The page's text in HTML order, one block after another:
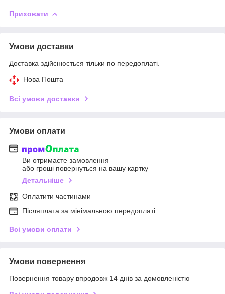
Приховати
Умови доставки
Доставка здійснюється тільки по передоплаті.
Нова Пошта
Всі умови доставки
Умови оплати
Ви отримаєте замовлення
або гроші повернуться на вашу картку
Детальніше
Оплатити частинами
Післяплата за мінімальною передоплаті
Всі умови оплати
Умови повернення
Повернення товару впродовж 14 днів за домовленістю